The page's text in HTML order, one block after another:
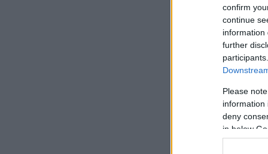
confirm
continue
information
further
Please
information
deny
in below